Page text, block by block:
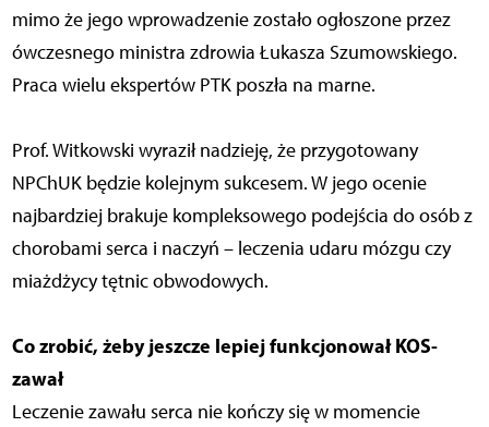
mimo że jego wprowadzenie zostało ogłoszone przez
ówczesnego ministra zdrowia Łukasza Szumowskiego.
Praca wielu ekspertów PTK poszła na marne.
Prof. Witkowski wyraził nadzieję, że przygotowany
NPChUK będzie kolejnym sukcesem. W jego ocenie
najbardziej brakuje kompleksowego podejścia do osób z
chorobami serca i naczyń – leczenia udaru mózgu czy
miażdżycy tętnic obwodowych.
Co zrobić, żeby jeszcze lepiej funkcjonował KOS-
zawał
Leczenie zawału serca nie kończy się w momencie